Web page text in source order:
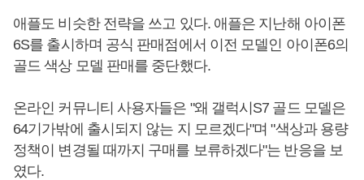
애플도 비슷한 전략을 쓰고 있다. 애플은 지난해 아이폰
6S를 출시하며 공식 판매점에서 이전 모델인 아이폰6의
골드 색상 모델 판매를 중단했다.
온라인 커뮤니티 사용자들은 "왜 갤럭시S7 골드 모델은
64기가밖에 출시되지 않는 지 모르겠다"며 "색상과 용량
정책이 변경될 때까지 구매를 보류하겠다"는 반응을 보
였다.